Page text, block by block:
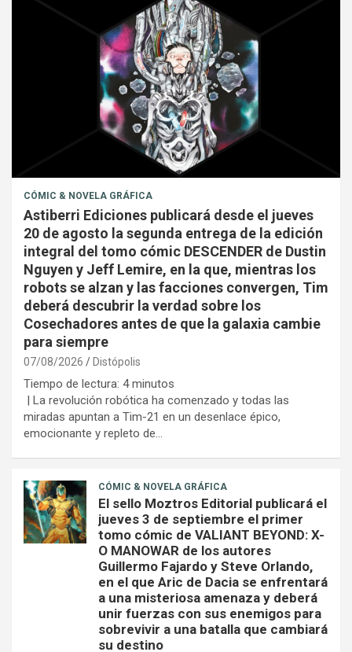
CÓMIC & NOVELA GRÁFICA
Astiberri Ediciones publicará desde el jueves
20 de agosto la segunda entrega de la edición
integral del tomo cómic DESCENDER de Dustin
Nguyen y Jeff Lemire, en la que, mientras los
robots se alzan y las facciones convergen, Tim
deberá descubrir la verdad sobre los
Cosechadores antes de que la galaxia cambie
para siempre
07/08/2026 Distópolis
Tiempo de lectura: 4 minutos
| La revolución robótica ha comenzado y todas las
miradas apuntan a Tim-21 en un desenlace épico,
emocionante y repleto de…
CÓMIC & NOVELA GRÁFICA
El sello Moztros Editorial publicará el
jueves 3 de septiembre el primer
tomo cómic de VALIANT BEYOND: X-
O MANOWAR de los autores
Guillermo Fajardo y Steve Orlando,
en el que Aric de Dacia se enfrentará
a una misteriosa amenaza y deberá
unir fuerzas con sus enemigos para
sobrevivir a una batalla que cambiará
su destino